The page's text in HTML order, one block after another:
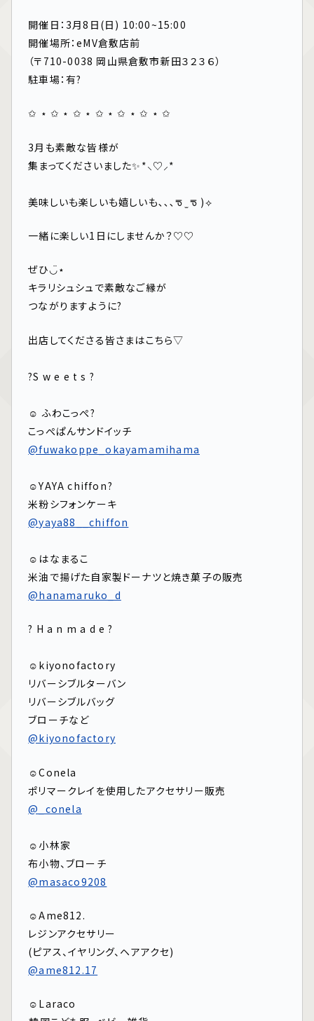
開催日：3月8日(日) 10:00~15:00
開催場所：eMV倉敷店前
（〒710-0038 岡山県倉敷市新田３２３６）
駐車場：有?
✩ ⋆ ✩ ⋆ ✩ ⋆ ✩ ⋆ ✩ ⋆ ✩ ⋆ ✩
3月も素敵な皆様が
集まってくださいました✨*⸜♡⸝*
美味しいも楽しいも嬉しいも､､､ᖛ ̫ ᖛ )⟡
一緒に楽しい1日にしませんか？♡♡
ぜひ◡̈⋆
キラリシュシュで素敵なご縁が
つながりますように?
出店してくださる皆さまはこちら▽⁡
?S w e e t s ?
☺︎ ふわこっぺ?
こっぺぱんサンドイッチ
@fuwakoppe_okayamamihama
☺︎YAYA chiffon⁡?
米粉シフォンケーキ
@yaya88__chiffon
☺︎はなまるこ
米油で揚げた自家製ドーナツと焼き菓子の販売
@hanamaruko_d
? H a n m a d e ?
☺︎kiyonofactory
リバーシブルターバン
リバーシブルバッグ
ブローチなど
@kiyonofactory
☺︎Conela
ポリマークレイを使用したアクセサリー販売⁡
@_conela
☺︎小林家
布小物、ブローチ
@masaco9208
☺︎Ame812.
レジンアクセサリー
(ピアス、イヤリング、ヘアアクセ)
@ame812.17
☺︎Laraco